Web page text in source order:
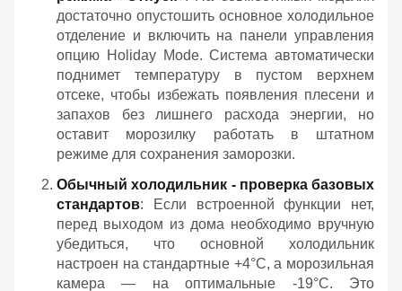
достаточно опустошить основное холодильное
отделение и включить на панели управления
опцию Holiday Mode. Система автоматически
поднимет температуру в пустом верхнем
отсеке, чтобы избежать появления плесени и
запахов без лишнего расхода энергии, но
оставит морозилку работать в штатном
режиме для сохранения заморозки.
Обычный холодильник - проверка базовых
стандартов: Если встроенной функции нет,
перед выходом из дома необходимо вручную
убедиться, что основной холодильник
настроен на стандартные +4°C, а морозильная
камера — на оптимальные -19°C. Это